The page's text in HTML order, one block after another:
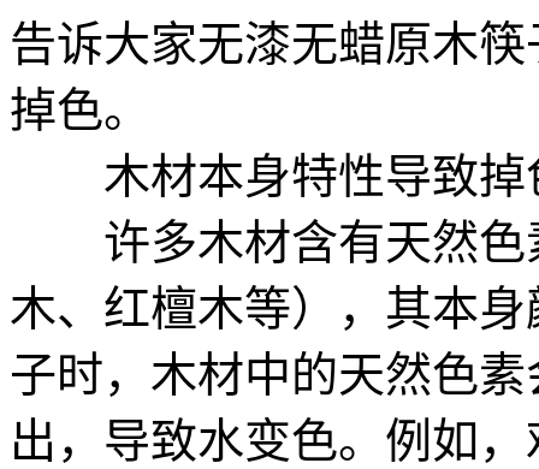
告诉大家无漆无蜡原木
掉色。
木材本身特性导致掉
许多木材含有天然色
木、红檀木等），其本
子时，木材中的天然色
出，导致水变色。例如